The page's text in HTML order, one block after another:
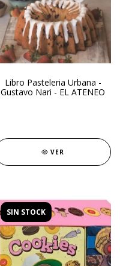
Libro Pasteleria Urbana -
Gustavo Nari - EL ATENEO
VER
SIN STOCK